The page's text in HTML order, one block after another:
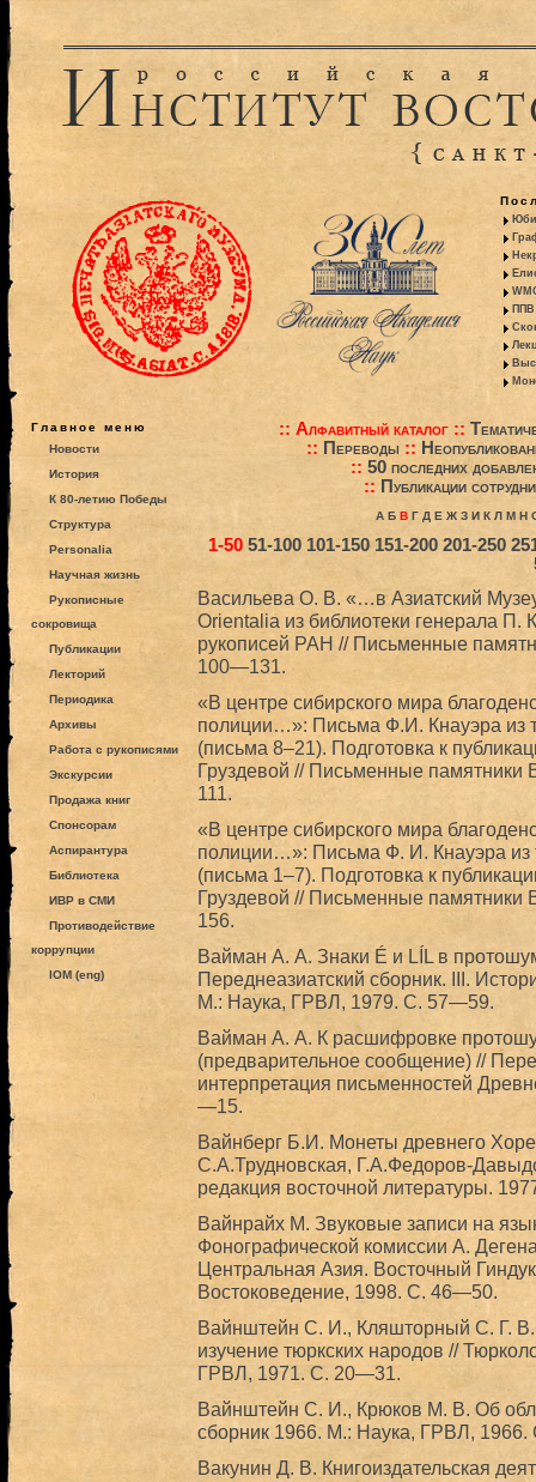
ППВ
Главное меню
Новости
История
К 80-летию Победы
Структура
Personalia
Научная жизнь
Рукописные
сокровища
Публикации
Лекторий
Периодика
Архивы
Работа с рукописями
Экскурсии
Продажа книг
Спонсорам
Аспирантура
Библиотека
ИВР в СМИ
Противодействие
коррупции
IOM (eng)
:: Алфавитный каталог ::
:: Переводы::
:: 50 последних
:: Публикации
А Б В Г Д Е Ж З И К Л М Н
1-50 51-100 101-150 151-200 201-250
Васильева О. В. «…в Азиатский
Orientalia из библиотеки генерала П.
рукописей РАН // Письменные
100—131.
«В центре сибирского мира
полиции…»: Письма Ф.И. Кнауэра из
(письма 8–21). Подготовка к
Груздевой // Письменные
111.
«В центре сибирского мира
полиции…»: Письма Ф. И. Кнауэра из
(письма 1–7). Подготовка к
Груздевой // Письменные
156.
Вайман A. А. Знаки É и LÍL в
Переднеазиатский сборник. III.
М.: Наука, ГРВЛ, 1979. С. 57—59.
Вайман А. А. К расшифровке
(предварительное сообщение) //
интерпретация письменностей
—15.
Вайнберг Б.И. Монеты древнего
С.А.Трудновская, Г.А.Федоров-
редакция восточной литературы.
Вайнрайх М. Звуковые записи на
Фонографической комиссии А.
Центральная Азия. Восточный
Востоковедение, 1998. С. 46—50.
Вайнштейн С. И., Кляшторный С. Г. В.
изучение тюркских народов //
ГРВЛ, 1971. С. 20—31.
Вайнштейн С. И., Крюков М. В. Об
сборник 1966. М.: Наука, ГРВЛ,
Вакунин Д. В. Книгоиздательская